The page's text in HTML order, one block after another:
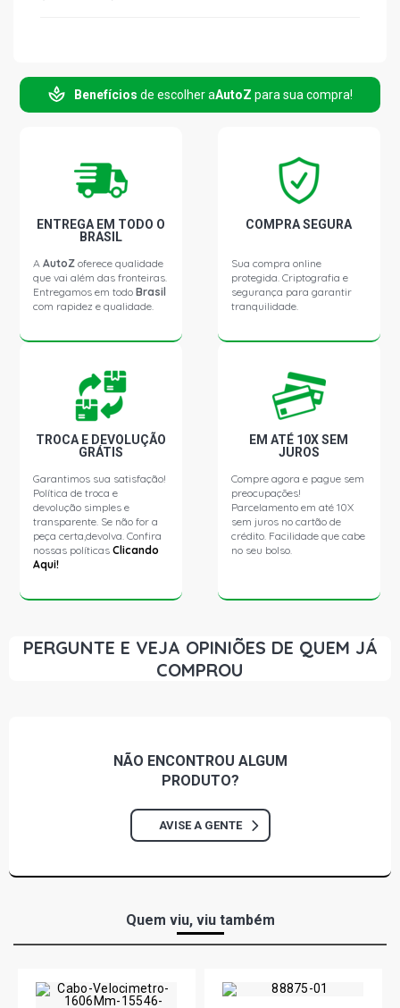
Benefícios de escolher aAutoZ para sua compra!
ENTREGA EM TODO O
BRASIL
AAutoZ oferece qualidade
que vai além das fronteiras.
Entregamos em todoBrasil
com rapidez e qualidade.
COMPRA SEGURA
Sua compra online
protegida. Criptografia e
segurança para garantir
tranquilidade.
TROCA E DEVOLUÇÃO
GRÁTIS
Garantimos sua satisfação!
Política de troca e
devolução simples e
transparente. Se não for a
peça certa,devolva. Confira
nossas políticasClicando
Aqui!
EM ATÉ 10X SEM
JUROS
Compre agora e pague sem
preocupações!
Parcelamento em até 10X
sem juros no cartão de
crédito. Facilidade que cabe
no seu bolso.
PERGUNTE E VEJA OPINIÕES DE QUEM JÁ
COMPROU
NÃO ENCONTROU ALGUM
PRODUTO?
AVISE A GENTE
Quem viu, viu também